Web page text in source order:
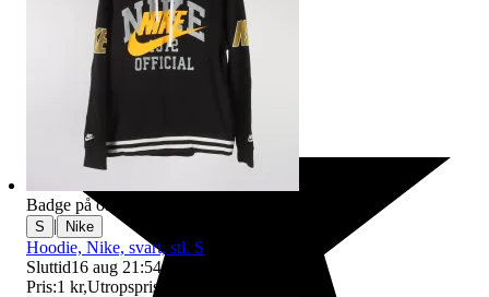
Badge på objektet:
S | Nike
Hoodie, Nike, svart, stl. S
Sluttid16 aug 21:54.
Pris:1 kr,Utropspris